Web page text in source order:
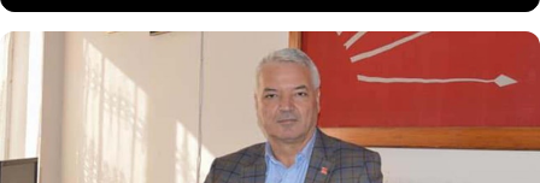
Manisa'nın Saruhanlı ilçesinde, CHP adayı ve mevcut
belediye başkanı Zeki Bilgin'in adaylık başvurusu, 8
dakika geç kalındığı için İlçe Seçim Kurulu tarafından
kabul edilmemişti. Bilgin'in, istifa eden Saadet Partisi
Saruhanlı Belediye Başkan Adayı Sezai Zeytinli'nin